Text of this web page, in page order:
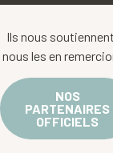
Ils nous
nous les en
NOS
PARTENAIRES
OFFICIELS